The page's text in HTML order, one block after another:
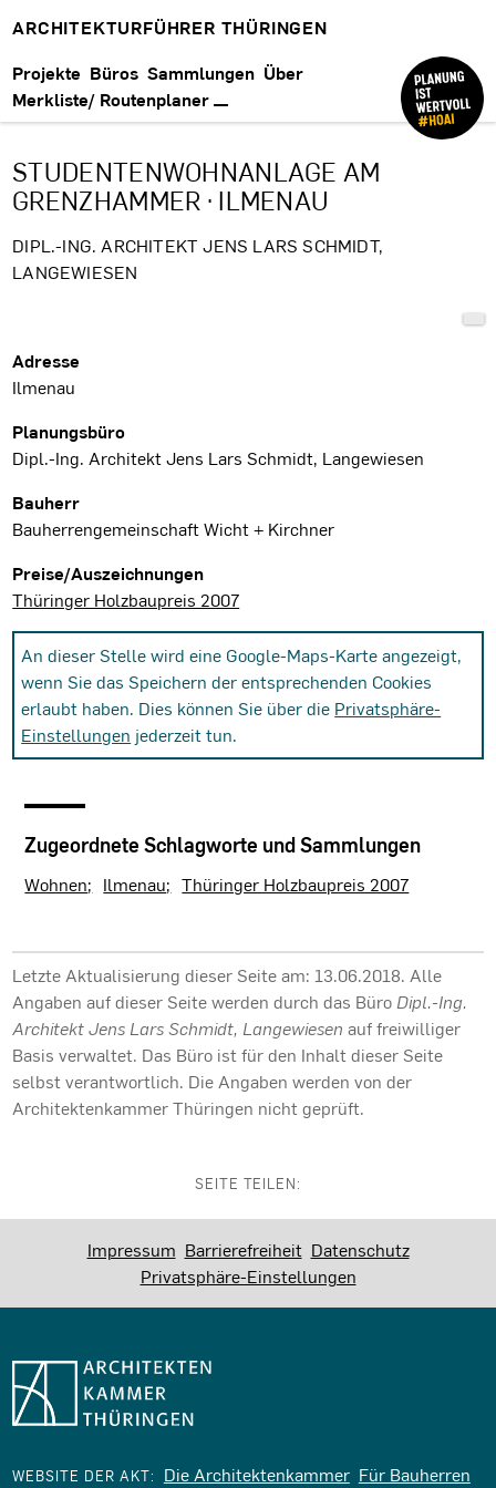
ARCHITEKTURFÜHRER THÜRINGEN
Projekte Büros Sammlungen Über
Merkliste/ Routenplaner
STUDENTENWOHNANLAGE AM
GRENZHAMMER · ILMENAU
DIPL.-ING. ARCHITEKT JENS LARS SCHMIDT,
LANGEWIESEN
Projektdaten
Adresse
Ilmenau
Planungsbüro
Dipl.-Ing. Architekt Jens Lars Schmidt, Langewiesen
Bauherr
Bauherrengemeinschaft Wicht + Kirchner
Preise/Auszeichnungen
Thüringer Holzbaupreis 2007
An dieser Stelle wird eine Google-Maps-Karte angezeigt,
wenn Sie das Speichern der entsprechenden Cookies
erlaubt haben. Dies können Sie über die Privatsphäre-
Einstellungen jederzeit tun.
Zugeordnete Schlagworte und Sammlungen
Wohnen Ilmenau Thüringer Holzbaupreis 2007
Letzte Aktualisierung dieser Seite am: 13.06.2018. Alle
Angaben auf dieser Seite werden durch das Büro Dipl.-Ing.
Architekt Jens Lars Schmidt, Langewiesen auf freiwilliger
Basis verwaltet. Das Büro ist für den Inhalt dieser Seite
selbst verantwortlich. Die Angaben werden von der
Architektenkammer Thüringen nicht geprüft.
SEITE TEILEN:
Impressum Barrierefreiheit Datenschutz
Privatsphäre-Einstellungen
WEBSITE DER AKT: Die Architektenkammer Für Bauherren